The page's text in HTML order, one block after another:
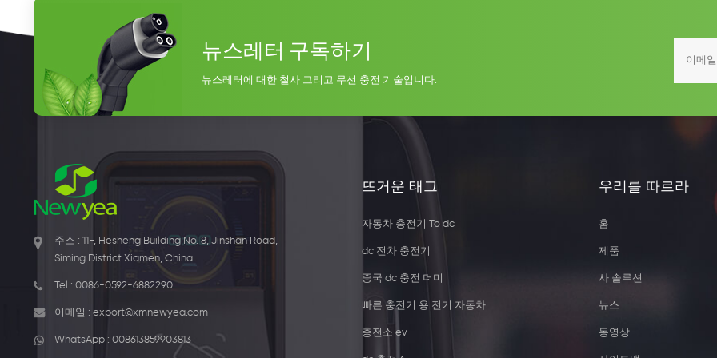
뉴스레터 구독하기
뉴스레터에 대한 철사 그리고 무선 충전 기술입니다.
주소 : 11F, Hesheng Building No. 8, Jinshan Road,
Siming District Xiamen, China
Tel : 0086-0592-6882290
이메일 : export@xmnewyea.com
WhatsApp : 008613859903813
뜨거운 태그
자동차 충전기 To dc
dc 전차 충전기
중국 dc 충전 더미
빠른 충전기 용 전기 자동차
충전소 ev
우리를 따르라
홈
제품
사 솔루션
뉴스
동영상